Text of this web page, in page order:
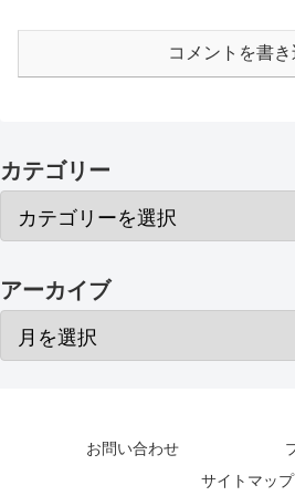
コメントを書き
カテゴリー
アーカイブ
お問い合わせ
サイトマップ